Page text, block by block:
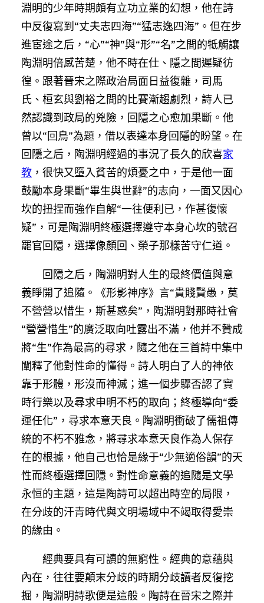
淵明的少年時期頗有立功立業的幻想，他在詩
中反復寫到“丈夫志四海”“猛志逸四海”。但在步
進宦途之后，“心”“神”與“形”“名”之間的牴觸讓
陶淵明倍感苦楚，他不時在仕、隱之間遲疑彷
徨。跟著晉宋之際政治局面日益復雜，司馬
氏、桓玄與劉裕之間的比賽漸趨劇烈，詩人已
然認識到政局的兇險，回隱之心愈加果斷。他
曾以“回鳥”為題，借以表達本身回隱的盼望。在
回隱之后，陶淵明經過的事況了長久的欣喜家
教 ，很快又墮入貧苦的煩憂之中，于是他一面
鼓勵本身果斷“畢生與世辭”的志向，一面又因心
坎的扭捏而強作自解“一往便利已，作甚復懷
疑”，可是陶淵明終極選擇遵守本身心坎的號召
罷官回隱，選擇像顏回、榮子那樣苦守仁道。
回隱之后，陶淵明對人生的最終價值與意
義睜開了追隨。《形影神序》言“貴賤賢愚，莫
不營營以惜生，斯甚惑矣”，陶淵明對那時社會
“營營惜生”的廣泛取向吐露出不滿，他并不贊成
將“生”作為最高的尋求，隨之他在三首詩中集中
闡釋了他對性命的懂得。詩人明白了人的神依
靠于形體，形沒而神滅；進一個步驟否認了實
時行樂以及尋求申明不朽的取向；終極導向“委
運任化”，尋求本意天良。陶淵明衝破了儒祖傳
統的不朽不雅念，將尋求本意天良作為人保存
在的根據，他自己也恰是緣于“少無適俗韻”的天
性而終極選擇回隱。對性命意義的追隨是文學
永恒的主題，這是陶詩可以超出時空的局限，
在分歧的汗青時代與文明場域中不竭取得愛崇
的緣由。
經典要具有可讀的無窮性。經典的意蘊與
內在，往往要顛末分歧的時期分歧讀者反復挖
掘，陶淵明詩歌便是這般。陶詩在晉宋之際并